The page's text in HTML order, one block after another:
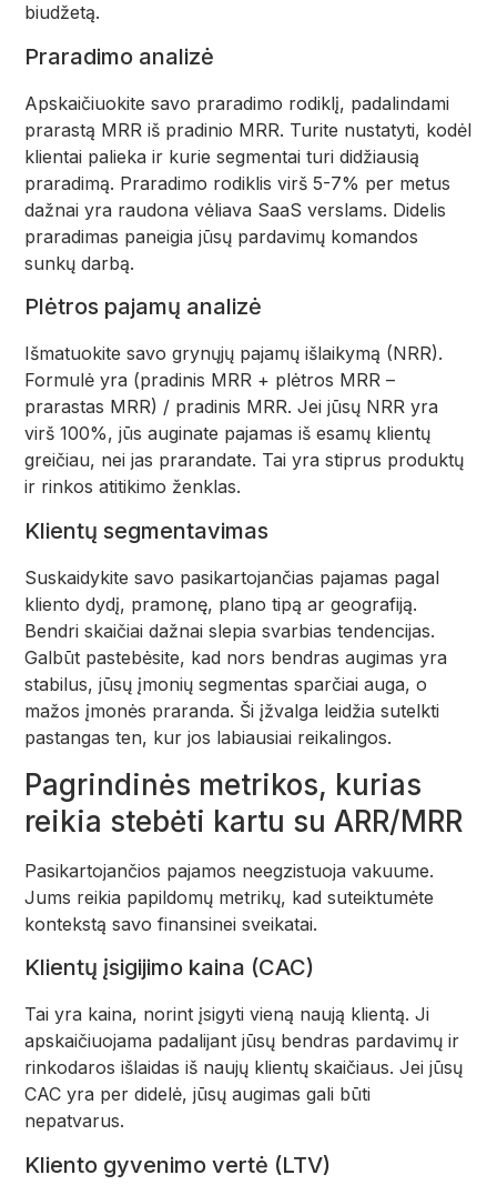
biudžetą.
Praradimo analizė
Apskaičiuokite savo praradimo rodiklį, padalindami
prarastą MRR iš pradinio MRR. Turite nustatyti, kodėl
klientai palieka ir kurie segmentai turi didžiausią
praradimą. Praradimo rodiklis virš 5-7% per metus
dažnai yra raudona vėliava SaaS verslams. Didelis
praradimas paneigia jūsų pardavimų komandos
sunkų darbą.
Plėtros pajamų analizė
Išmatuokite savo grynųjų pajamų išlaikymą (NRR).
Formulė yra (pradinis MRR + plėtros MRR –
prarastas MRR) / pradinis MRR. Jei jūsų NRR yra
virš 100%, jūs auginate pajamas iš esamų klientų
greičiau, nei jas prarandate. Tai yra stiprus produktų
ir rinkos atitikimo ženklas.
Klientų segmentavimas
Suskaidykite savo pasikartojančias pajamas pagal
kliento dydį, pramonę, plano tipą ar geografiją.
Bendri skaičiai dažnai slepia svarbias tendencijas.
Galbūt pastebėsite, kad nors bendras augimas yra
stabilus, jūsų įmonių segmentas sparčiai auga, o
mažos įmonės praranda. Ši įžvalga leidžia sutelkti
pastangas ten, kur jos labiausiai reikalingos.
Pagrindinės metrikos, kurias
reikia stebėti kartu su ARR/MRR
Pasikartojančios pajamos neegzistuoja vakuume.
Jums reikia papildomų metrikų, kad suteiktumėte
kontekstą savo finansinei sveikatai.
Klientų įsigijimo kaina (CAC)
Tai yra kaina, norint įsigyti vieną naują klientą. Ji
apskaičiuojama padalijant jūsų bendras pardavimų ir
rinkodaros išlaidas iš naujų klientų skaičiaus. Jei jūsų
CAC yra per didelė, jūsų augimas gali būti
nepatvarus.
Kliento gyvenimo vertė (LTV)